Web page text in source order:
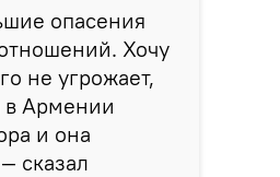
опасения
Хочу
не угрожает,
в Армении
и она
сказал